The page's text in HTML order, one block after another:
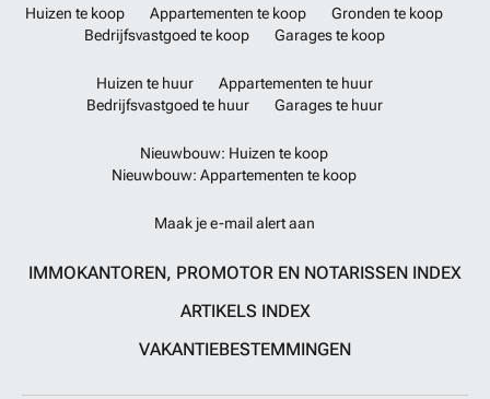
Huizen te koop Appartementen te koop
Gronden te koop
Bedrijfsvastgoed te koop
Garages te koop
Huizen te huur
Appartementen te huur
Bedrijfsvastgoed te huur
Garages te huur
Nieuwbouw: Huizen te koop
Nieuwbouw: Appartementen te koop
Maak je e-mail alert aan
IMMOKANTOREN, PROMOTOR EN NOTARISSEN INDEX
ARTIKELS INDEX
VAKANTIEBESTEMMINGEN